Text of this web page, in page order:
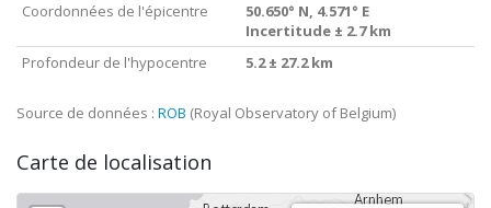
Coordonnées de l'épicentre
50.650° N, 4.571° E
Incertitude ± 2.7 km
Profondeur de l'hypocentre
5.2 ± 27.2 km
Source de données : ROB (Royal Observatory of Belgium)
Carte de localisation